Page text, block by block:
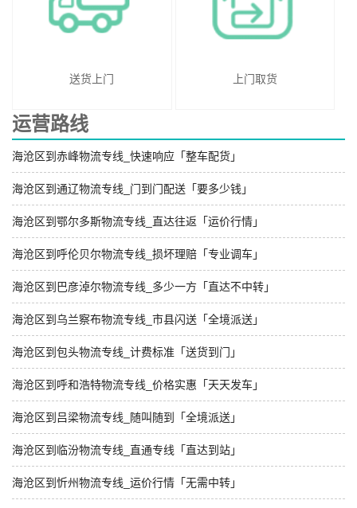
送货上门 上门取货
运营路线
海沧区到赤峰物流专线_快速响应「整车配货」
海沧区到通辽物流专线_门到门配送「要多少钱」
海沧区到鄂尔多斯物流专线_直达往返「运价行情」
海沧区到呼伦贝尔物流专线_损坏理赔「专业调车」
海沧区到巴彦淖尔物流专线_多少一方「直达不中转」
海沧区到乌兰察布物流专线_市县闪送「全境派送」
海沧区到包头物流专线_计费标准「送货到门」
海沧区到呼和浩特物流专线_价格实惠「天天发车」
海沧区到吕梁物流专线_随叫随到「全境派送」
海沧区到临汾物流专线_直通专线「直达到站」
海沧区到忻州物流专线_运价行情「无需中转」